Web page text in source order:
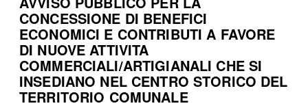
CONCESSIONE DI BENEFICI
ECONOMICI E CONTRIBUTI A FAVORE
DI NUOVE ATTIVITA
COMMERCIALI/ARTIGIANALI CHE SI
INSEDIANO NEL CENTRO STORICO DEL
TERRITORIO COMUNALE